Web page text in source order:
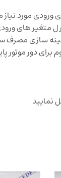
مورد نیاز
متغیر های
بهینه سازی
برای دور موتور